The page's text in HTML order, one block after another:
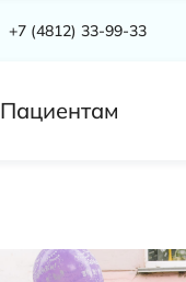
+7 (4812) 33-99-33
Пациентам